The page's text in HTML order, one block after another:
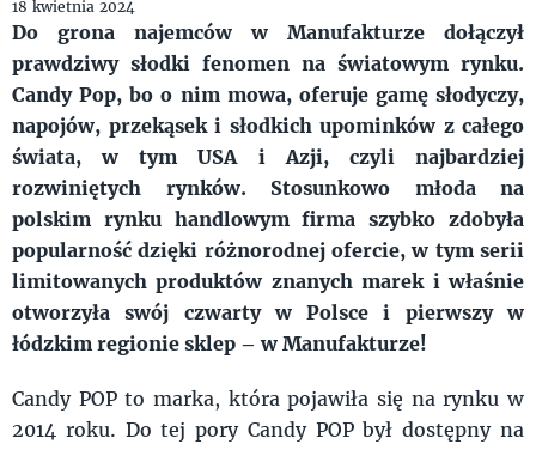
18 kwietnia 2024
Do grona najemców w Manufakturze dołączył
prawdziwy słodki fenomen na światowym rynku.
Candy Pop, bo o nim mowa, oferuje gamę słodyczy,
napojów, przekąsek i słodkich upominków z całego
świata, w tym USA i Azji, czyli najbardziej
rozwiniętych rynków. Stosunkowo młoda na
polskim rynku handlowym firma szybko zdobyła
popularność dzięki różnorodnej ofercie, w tym serii
limitowanych produktów znanych marek i właśnie
otworzyła swój czwarty w Polsce i pierwszy w
łódzkim regionie sklep – w Manufakturze!
Candy POP to marka, która pojawiła się na rynku w
2014 roku. Do tej pory Candy POP był dostępny na